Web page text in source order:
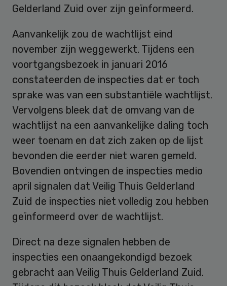
Gelderland Zuid over zijn geïnformeerd.
Aanvankelijk zou de wachtlijst eind
november zijn weggewerkt. Tijdens een
voortgangsbezoek in januari 2016
constateerden de inspecties dat er toch
sprake was van een substantiële wachtlijst.
Vervolgens bleek dat de omvang van de
wachtlijst na een aanvankelijke daling toch
weer toenam en dat zich zaken op de lijst
bevonden die eerder niet waren gemeld.
Bovendien ontvingen de inspecties medio
april signalen dat Veilig Thuis Gelderland
Zuid de inspecties niet volledig zou hebben
geïnformeerd over de wachtlijst.
Direct na deze signalen hebben de
inspecties een onaangekondigd bezoek
gebracht aan Veilig Thuis Gelderland Zuid.